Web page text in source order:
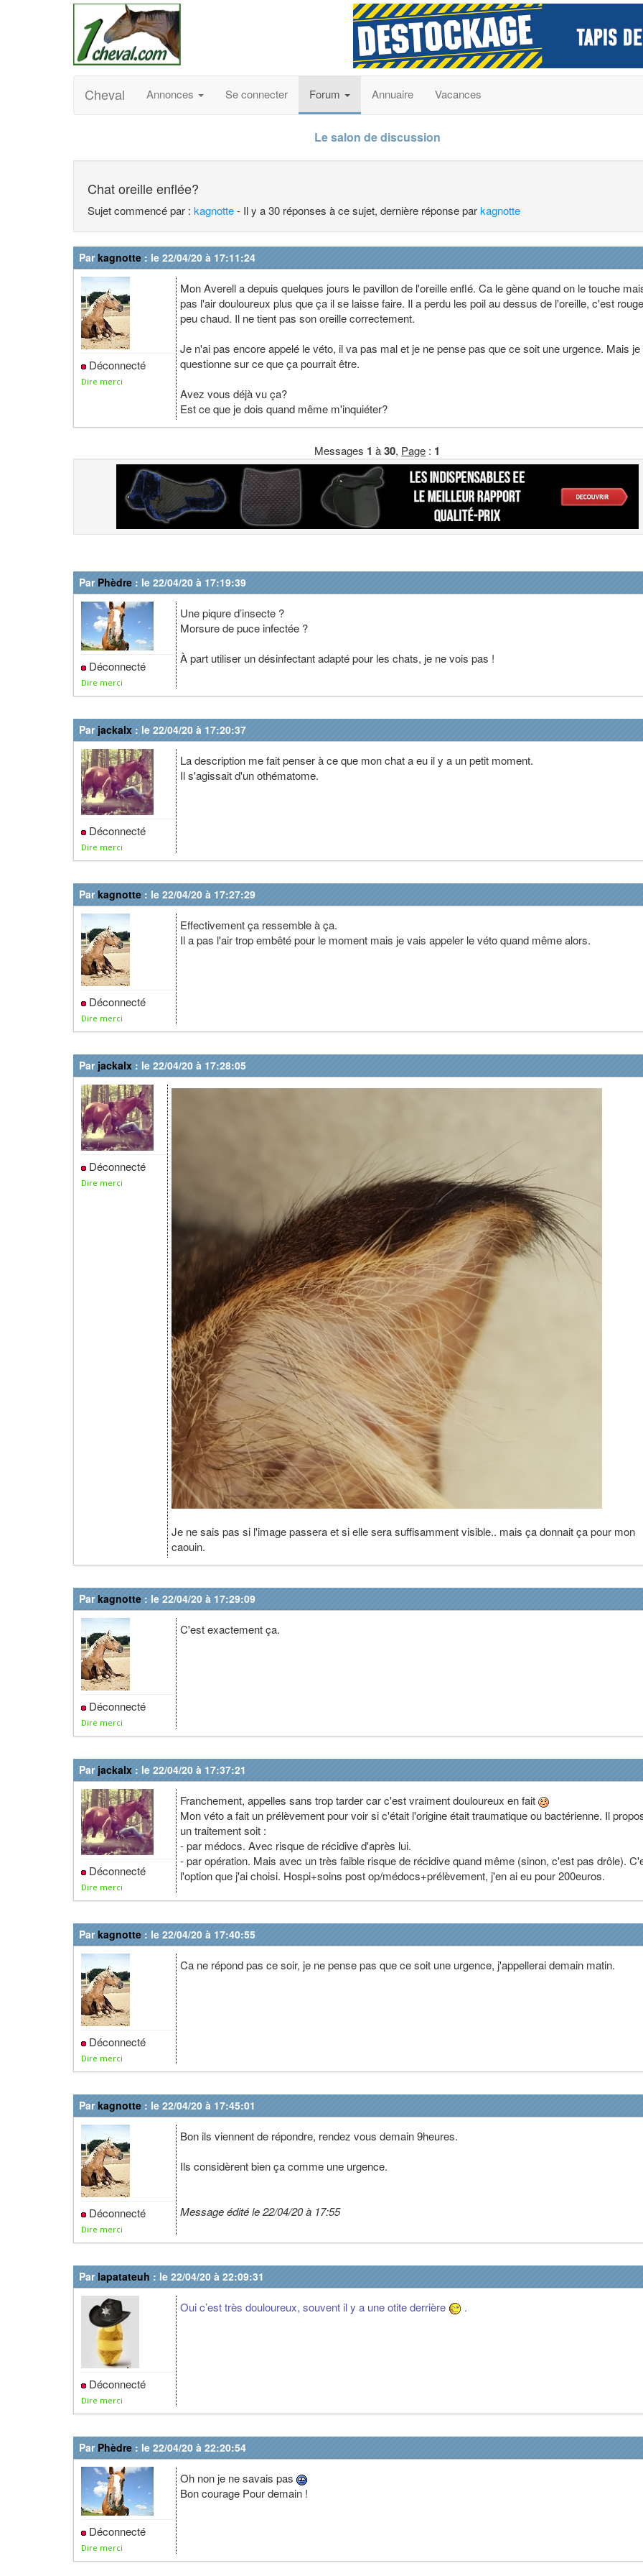
Cheval Annonces Se connecter Forum Annuaire Vacances
Le salon de discussion
Chat oreille enflée?
Sujet commencé par : kagnotte- Il y a 30 réponses à ce sujet, dernière réponse parkagnotte
Parkagnotte : le 22/04/20 à 17:11:24
Déconnecté
Dire merci
Mon Averell a depuis quelques jours le pavillon de l'oreille enflé. Ca le gène quand on le touche
pas l'air douloureux plus que ça il se laisse faire. Il a perdu les poil au dessus de l'oreille, c'est
peu chaud. Il ne tient pas son oreille correctement.
Je n'ai pas encore appelé le véto, il va pas mal et je ne pense pas que ce soit une urgence. Mais
questionne sur ce que ça pourrait être.
Avez vous déjà vu ça?
Est ce que je dois quand même m'inquiéter?
Messages 1 à30, Page : 1
Par Phèdre : le 22/04/20 à 17:19:39
Déconnecté
Dire merci
Une piqure d’insecte ?
Morsure de puce infectée ?
À part utiliser un désinfectant adapté pour les chats, je ne vois pas !
Par jackalx : le 22/04/20 à 17:20:37
Déconnecté
Dire merci
La description me fait penser à ce que mon chat a eu il y a un petit moment.
Il s'agissait d'un othématome.
Parkagnotte : le 22/04/20 à 17:27:29
Déconnecté
Dire merci
Effectivement ça ressemble à ça.
Il a pas l'air trop embêté pour le moment mais je vais appeler le véto quand même alors.
Par jackalx : le 22/04/20 à 17:28:05
Déconnecté
Dire merci
Je ne sais pas si l'image passera et si elle sera suffisamment visible.. mais ça donnait ça pour mon
caouin.
Parkagnotte : le 22/04/20 à 17:29:09
Déconnecté
Dire merci
C'est exactement ça.
Par jackalx : le 22/04/20 à 17:37:21
Déconnecté
Dire merci
Franchement, appelles sans trop tarder car c'est vraiment douloureux en fait
Mon véto a fait un prélèvement pour voir si c'était l'origine était traumatique ou bactérienne. Il
un traitement soit :
- par médocs. Avec risque de récidive d'après lui.
- par opération. Mais avec un très faible risque de récidive quand même (sinon, c'est pas drôle).
l'option que j'ai choisi. Hospi+soins post op/médocs+prélèvement, j'en ai eu pour 200euros.
Parkagnotte : le 22/04/20 à 17:40:55
Déconnecté
Dire merci
Ca ne répond pas ce soir, je ne pense pas que ce soit une urgence, j'appellerai demain matin.
Parkagnotte : le 22/04/20 à 17:45:01
Déconnecté
Dire merci
Bon ils viennent de répondre, rendez vous demain 9heures.
Ils considèrent bien ça comme une urgence.
Message édité le 22/04/20 à 17:55
Par lapatateuh : le 22/04/20 à 22:09:31
Déconnecté
Dire merci
Oui c’est très douloureux, souvent il y a une otite derrière .
Par Phèdre : le 22/04/20 à 22:20:54
Déconnecté
Dire merci
Oh non je ne savais pas
Bon courage Pour demain !